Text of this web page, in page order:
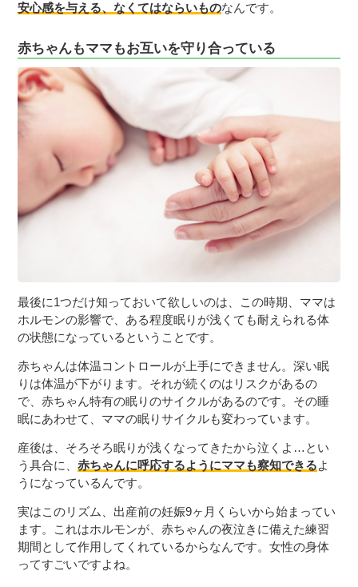
安心感を与える、なくてはならいものなんです。
赤ちゃんもママもお互いを守り合っている
最後に1つだけ知っておいて欲しいのは、この時期、ママは
ホルモンの影響で、ある程度眠りが浅くても耐えられる体
の状態になっているということです。
赤ちゃんは体温コントロールが上手にできません。深い眠
りは体温が下がります。それが続くのはリスクがあるの
で、赤ちゃん特有の眠りのサイクルがあるのです。その睡
眠にあわせて、ママの眠りサイクルも変わっています。
産後は、そろそろ眠りが浅くなってきたから泣くよ…とい
う具合に、赤ちゃんに呼応するようにママも察知できるよ
うになっているんです。
実はこのリズム、出産前の妊娠9ヶ月くらいから始まってい
ます。これはホルモンが、赤ちゃんの夜泣きに備えた練習
期間として作用してくれているからなんです。女性の身体
ってすごいですよね。